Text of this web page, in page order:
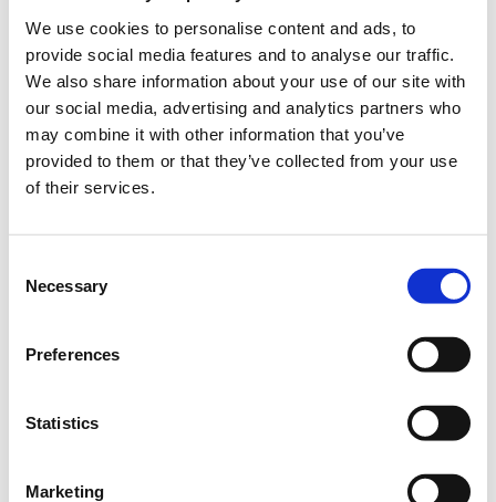
We use cookies to personalise content and ads, to
provide social media features and to analyse our traffic.
We also share information about your use of our site with
our social media, advertising and analytics partners who
may combine it with other information that you’ve
provided to them or that they’ve collected from your use
of their services.
Selection
Necessary
Preferences
Statistics
Marketing
Το παρόν workshop θα δώσει στους συμμετέχοντες την
ευκαιρία να έρθουν σε επαφή με τη Unity, τη διαδικασία
δημιουργίας ενός 2D και ενός 3D παιχνιδιού, την
αναζήτηση και εύρεση assets μέσω του Unity Asset Store,
και εισαγωγή στη δημιουργία User Interface.
Προαπαιτούμενα:
Βασικές γνώσεις με οποιαδήποτε γλώσσα
Οι ενδιαφερόμενοι θα πρέπει να προσέλθουν με δικούς
πριν την έναρξη του μαθήματος.